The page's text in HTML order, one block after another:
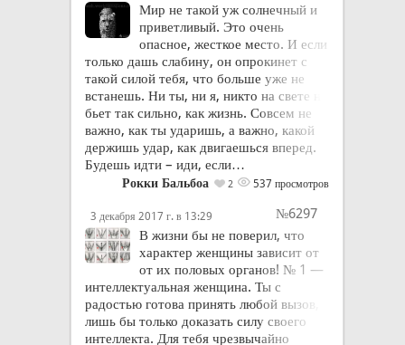
Мир не такой уж солнечный и
приветливый. Это очень
опасное, жесткое место. И если
только дашь слабину, он опрокинет с
такой силой тебя, что больше уже не
встанешь. Ни ты, ни я, никто на свете не
бьет так сильно, как жизнь. Совсем не
важно, как ты ударишь, а важно, какой
держишь удар, как двигаешься вперед.
Будешь идти – иди, если…
Рокки Бальбоа 2 537 просмотров
3 декабря 2017 г. в 13:29
№6297
В жизни бы не поверил, что
характер женщины зависит от
от их половых органов! № 1 —
интеллектуальная женщина. Ты с
радостью готова принять любой вызов,
лишь бы только доказать силу своего
интеллекта. Для тебя чрезвычайно